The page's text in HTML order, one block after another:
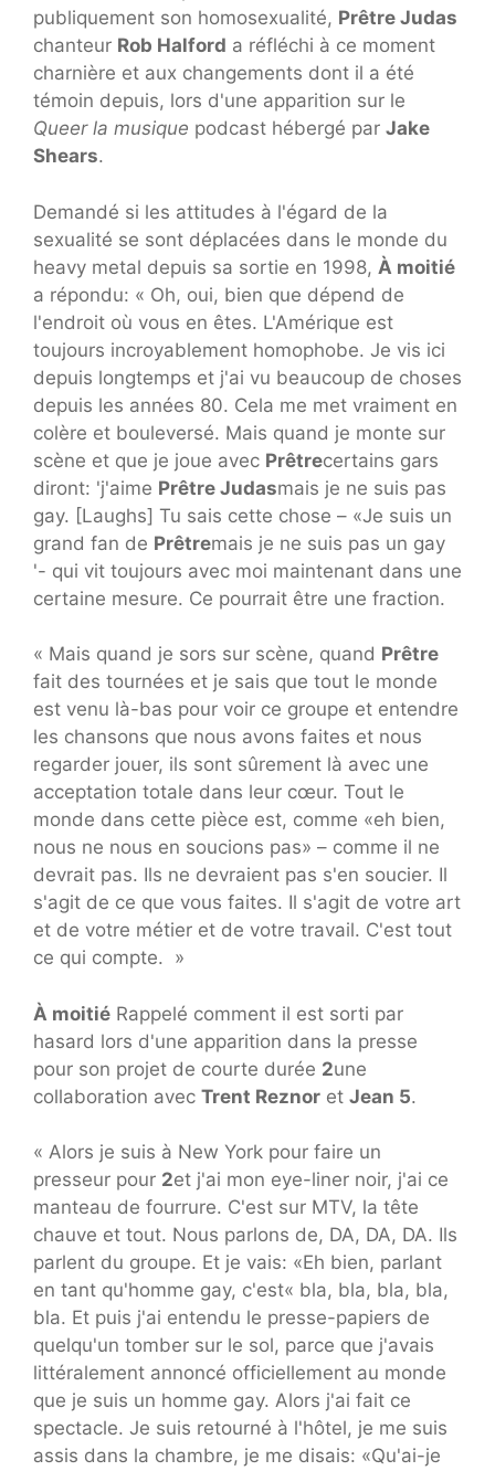
publiquement son homosexualité, Prêtre Judas
chanteur Rob Halford a réfléchi à ce moment
charnière et aux changements dont il a été
témoin depuis, lors d'une apparition sur le
Queer la musique podcast hébergé par Jake
Shears.
Demandé si les attitudes à l'égard de la
sexualité se sont déplacées dans le monde du
heavy metal depuis sa sortie en 1998, À moitié
a répondu: « Oh, oui, bien que dépend de
l'endroit où vous en êtes. L'Amérique est
toujours incroyablement homophobe. Je vis ici
depuis longtemps et j'ai vu beaucoup de choses
depuis les années 80. Cela me met vraiment en
colère et bouleversé. Mais quand je monte sur
scène et que je joue avec Prêtrecertains gars
diront: 'j'aime Prêtre Judasmais je ne suis pas
gay. [Laughs] Tu sais cette chose – «Je suis un
grand fan de Prêtremais je ne suis pas un gay
'- qui vit toujours avec moi maintenant dans une
certaine mesure. Ce pourrait être une fraction.
« Mais quand je sors sur scène, quand Prêtre
fait des tournées et je sais que tout le monde
est venu là-bas pour voir ce groupe et entendre
les chansons que nous avons faites et nous
regarder jouer, ils sont sûrement là avec une
acceptation totale dans leur cœur. Tout le
monde dans cette pièce est, comme «eh bien,
nous ne nous en soucions pas» – comme il ne
devrait pas. Ils ne devraient pas s'en soucier. Il
s'agit de ce que vous faites. Il s'agit de votre art
et de votre métier et de votre travail. C'est tout
ce qui compte. »
À moitié Rappelé comment il est sorti par
hasard lors d'une apparition dans la presse
pour son projet de courte durée 2une
collaboration avec Trent Reznor et Jean 5.
« Alors je suis à New York pour faire un
presseur pour 2et j'ai mon eye-liner noir, j'ai ce
manteau de fourrure. C'est sur MTV, la tête
chauve et tout. Nous parlons de, DA, DA, DA. Ils
parlent du groupe. Et je vais: «Eh bien, parlant
en tant qu'homme gay, c'est« bla, bla, bla, bla,
bla. Et puis j'ai entendu le presse-papiers de
quelqu'un tomber sur le sol, parce que j'avais
littéralement annoncé officiellement au monde
que je suis un homme gay. Alors j'ai fait ce
spectacle. Je suis retourné à l'hôtel, je me suis
assis dans la chambre, je me disais: «Qu'ai-je